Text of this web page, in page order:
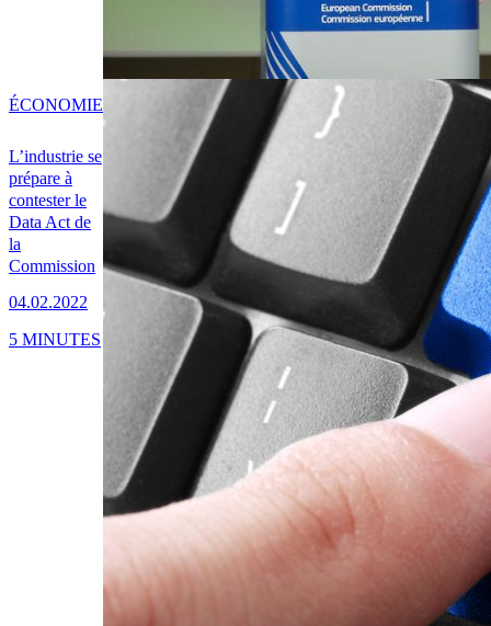
L’industrie se
prépare à
contester le
Data Act de
la
Commission
04.02.2022
ÉCONOMIE
5 MINUTES